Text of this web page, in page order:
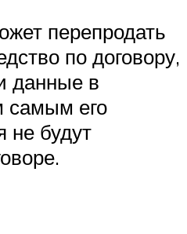
перепродать
по договору,
данные в
самым его
не будут